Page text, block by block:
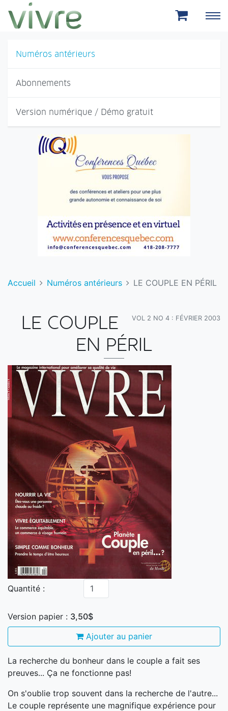
Aller au menu principal
Aller au contenu principal
Numéros antérieurs
Abonnements
Version numérique / Démo gratuit
Accueil Numéros antérieurs LE COUPLE EN PÉRIL
VOL 2 NO 4 : FÉVRIER 2003
LE COUPLE
EN PÉRIL
Quantité :
Version papier : 3,50$
Ajouter au panier
La recherche du bonheur dans le couple a fait ses
preuves... Ça ne fonctionne pas!
On s'oublie trop souvent dans la recherche de l'autre...
Le couple représente une magnifique expérience pour